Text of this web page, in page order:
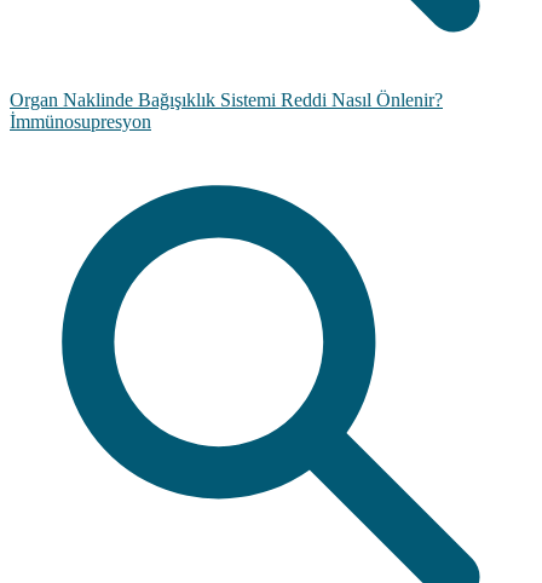
Organ Naklinde Bağışıklık Sistemi Reddi Nasıl Önlenir?
İmmünosupresyon